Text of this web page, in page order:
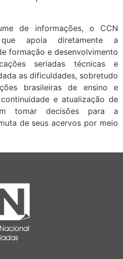
de informações, o CCN
que apoia diretamente a
formação e desenvolvimento
seriadas técnicas e
as dificuldades, sobretudo
brasileiras de ensino e
e atualização de
tomar decisões para a
de seus acervos por meio